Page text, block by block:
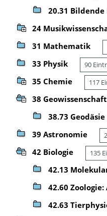
20.31
24
31 Mathematik
33 Physik 90
35 Chemie 117
38
38.73 Geodäsie
39 Astronomie
42 Biologie 135
42.13
42.60
42.63